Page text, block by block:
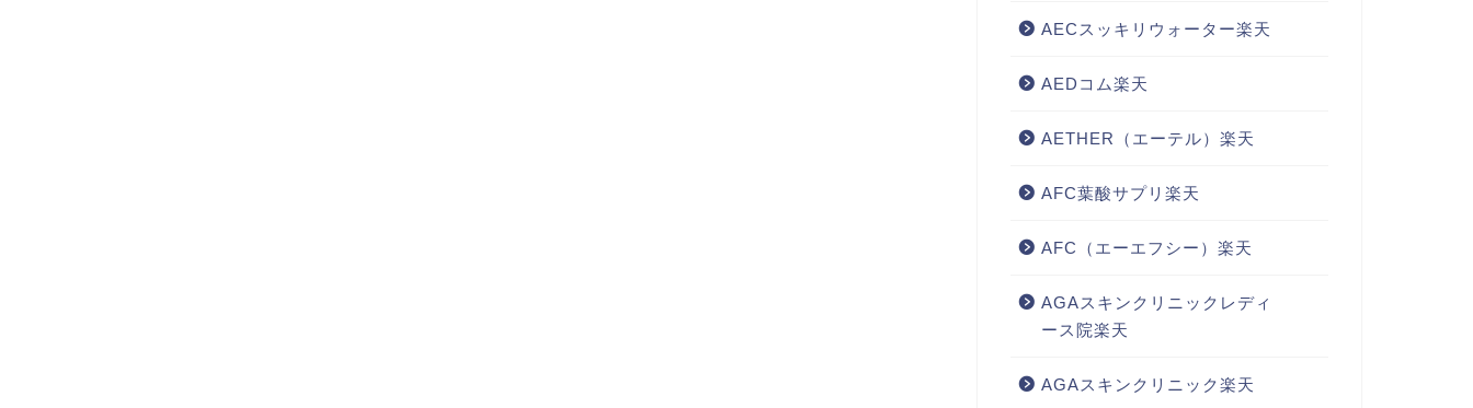
AECスッキリウォーター楽天
AEDコム楽天
AETHER（エーテル）楽天
AFC葉酸サプリ楽天
AFC（エーエフシー）楽天
AGAスキンクリニックレディ
ース院楽天
AGAスキンクリニック楽天